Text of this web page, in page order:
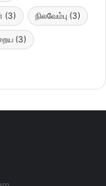
(3) நிலவேம்பு (3)
(3)